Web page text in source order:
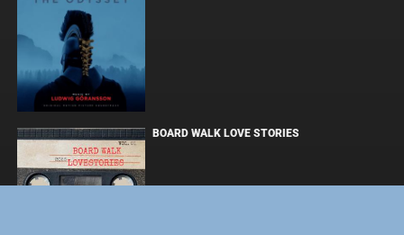
BOARD WALK LOVE STORIES